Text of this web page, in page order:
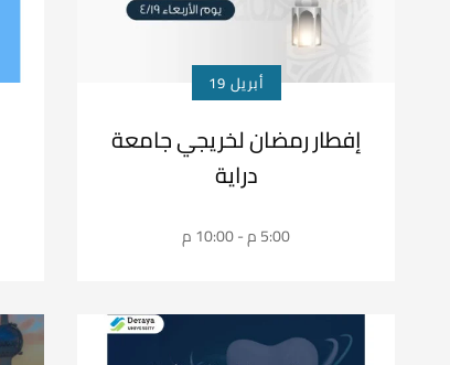
أبريل 19
إفطار رمضان لخريجي جامعة
دراية
5:00 م - 10:00 م